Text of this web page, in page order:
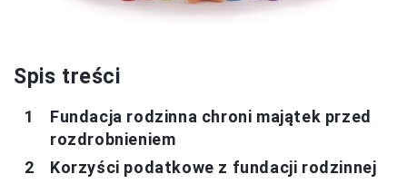
Spis treści
Fundacja rodzinna chroni majątek przed
rozdrobnieniem
Korzyści podatkowe z fundacji rodzinnej